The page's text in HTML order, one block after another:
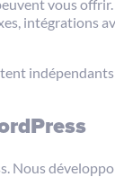
vous
intégrations
Nous